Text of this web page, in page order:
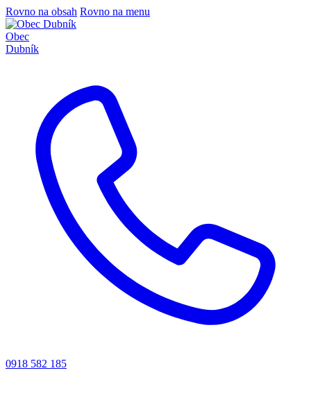
Rovno na obsah Rovno na menu
Obec
Dubník
0918 582 185